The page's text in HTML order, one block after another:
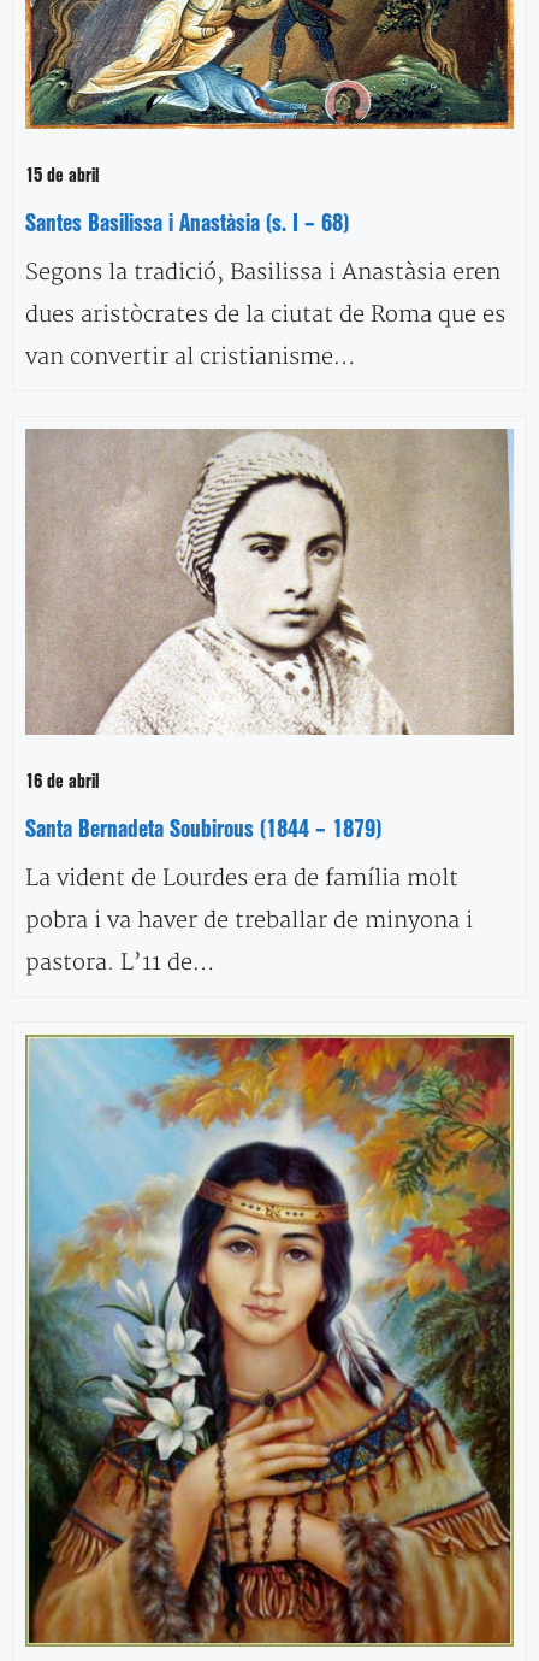
15 de abril
Santes Basilissa i Anastàsia (s. I – 68)
Segons la tradició, Basilissa i Anastàsia eren
dues aristòcrates de la ciutat de Roma que es
van convertir al cristianisme…
16 de abril
Santa Bernadeta Soubirous (1844 – 1879)
La vident de Lourdes era de família molt
pobra i va haver de treballar de minyona i
pastora. L’11 de…